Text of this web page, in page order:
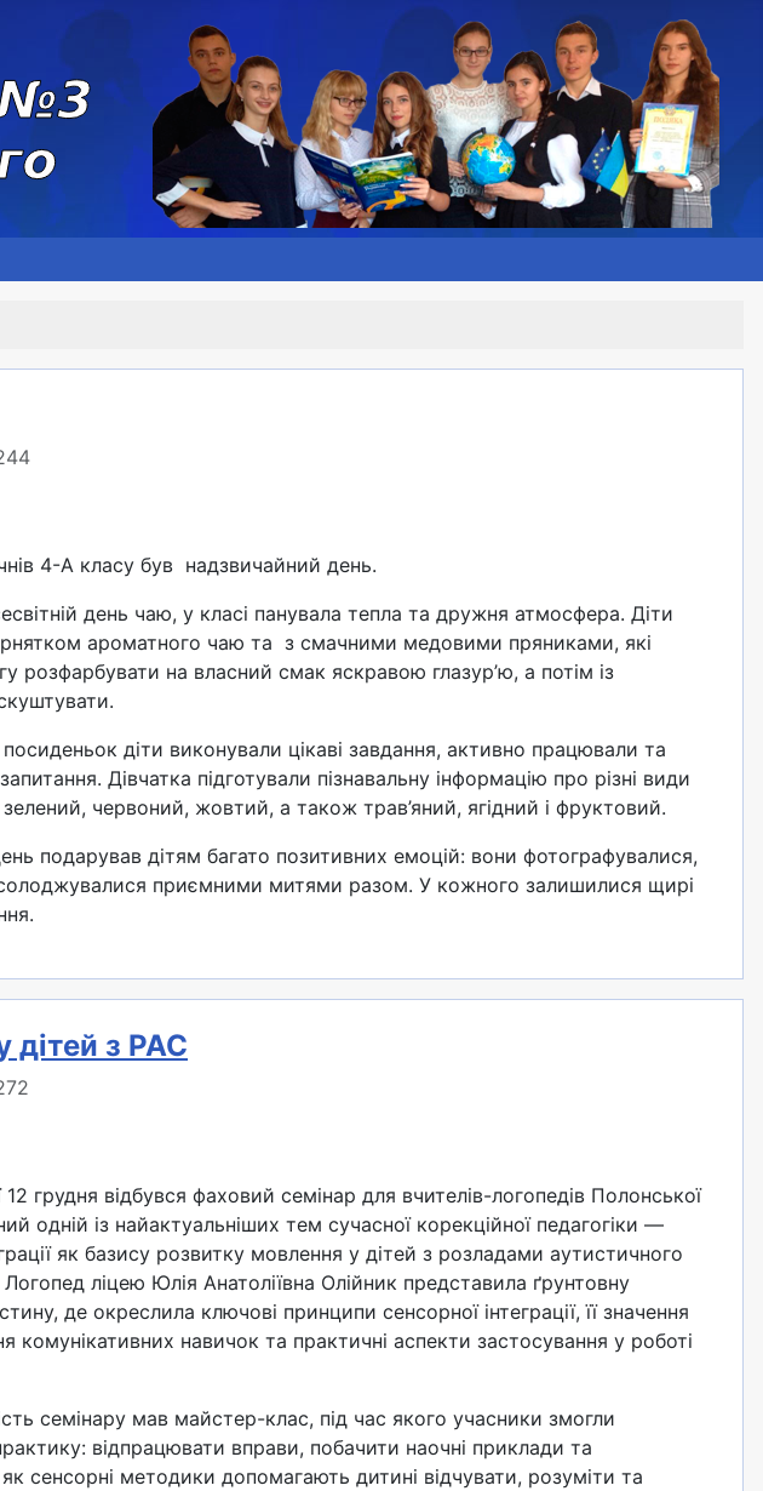
4-А класу був надзвичайний день.
день чаю, у класі панувала тепла та дружня атмосфера. Діти
ароматного чаю та з смачними медовими пряниками, які
розфарбувати на власний смак яскравою глазур’ю, а потім із
діти виконували цікаві завдання, активно працювали та
Дівчатка підготували пізнавальну інформацію про різні види
червоний, жовтий, а також трав’яний, ягідний і фруктовий.
подарував дітям багато позитивних емоцій: вони фотографувалися,
приємними митями разом. У кожного залишилися щирі
дітей з РАС
грудня відбувся фаховий семінар для вчителів-логопедів Полонської
одній із найактуальніших тем сучасної корекційної педагогіки —
як базису розвитку мовлення у дітей з розладами аутистичного
ліцею Юлія Анатоліївна Олійник представила ґрунтовну
де окреслила ключові принципи сенсорної інтеграції, її значення
комунікативних навичок та практичні аспекти застосування у роботі
семінару мав майстер-клас, під час якого учасники змогли
відпрацювати вправи, побачити наочні приклади та
сенсорні методики допомагають дитині відчувати, розуміти та